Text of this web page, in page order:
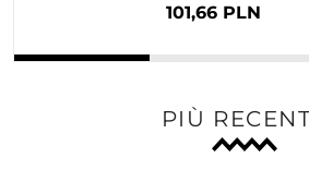
101,66 PLN
PIÙ